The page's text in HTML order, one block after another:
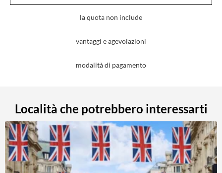
la quota non include
vantaggi e agevolazioni
modalità di pagamento
Località che potrebbero interessarti